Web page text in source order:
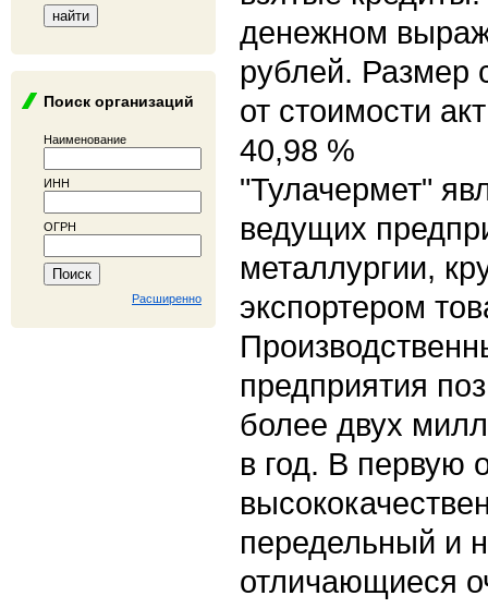
Поиск организаций
Наименование
ИНН
ОГРН
Расширенно
денежном
рублей. Размер
от стоимости
40,98 %
"Тулачермет"
ведущих
металлургии,
экспортером
предприятия
более двух
в год. В первую
передельный и
отличающиеся